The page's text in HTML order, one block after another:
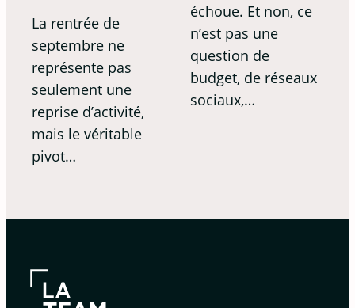
La rentrée de
septembre ne
représente pas
seulement une
reprise d’activité,
mais le véritable
pivot…
échoue. Et non, ce
n’est pas une
question de
budget, de réseaux
sociaux,…